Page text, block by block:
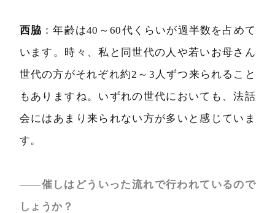
西脇 ：年齢は40～60代くらいが過半数を占めて
います。時々、私と同世代の人や若いお母さん
世代の方がそれぞれ約2～3人ずつ来られること
もありますね。いずれの世代においても、法話
会にはあまり来られない方が多いと感じていま
す。
――催しはどういった流れで行われているので
しょうか？